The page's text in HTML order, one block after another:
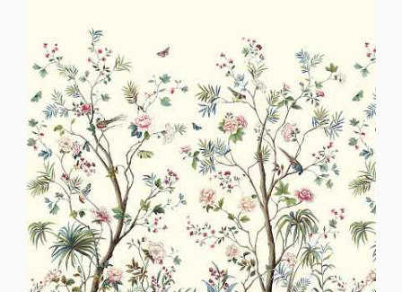
Избранное:
Каталог
Компания
Личный кабинет
Москва (сменить город)